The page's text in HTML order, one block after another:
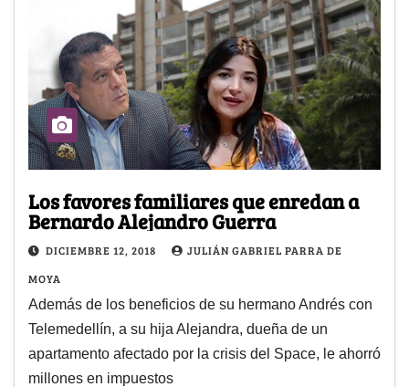
Los favores familiares que enredan a
Bernardo Alejandro Guerra
DICIEMBRE 12, 2018
JULIÁN GABRIEL PARRA DE
MOYA
Además de los beneficios de su hermano Andrés con
Telemedellín, a su hija Alejandra, dueña de un
apartamento afectado por la crisis del Space, le ahorró
millones en impuestos